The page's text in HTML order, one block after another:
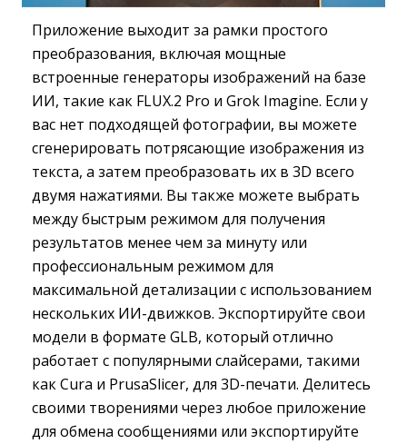
Приложение выходит за рамки простого
преобразования, включая мощные
встроенные генераторы изображений на базе
ИИ, такие как FLUX.2 Pro и Grok Imagine. Если у
вас нет подходящей фотографии, вы можете
сгенерировать потрясающие изображения из
текста, а затем преобразовать их в 3D всего
двумя нажатиями. Вы также можете выбрать
между быстрым режимом для получения
результатов менее чем за минуту или
профессиональным режимом для
максимальной детализации с использованием
нескольких ИИ-движков. Экспортируйте свои
модели в формате GLB, который отлично
работает с популярными слайсерами, такими
как Cura и PrusaSlicer, для 3D-печати. Делитесь
своими творениями через любое приложение
для обмена сообщениями или экспортируйте